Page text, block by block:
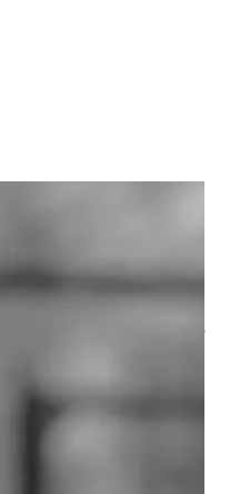
поховав в
ще одну дорогу